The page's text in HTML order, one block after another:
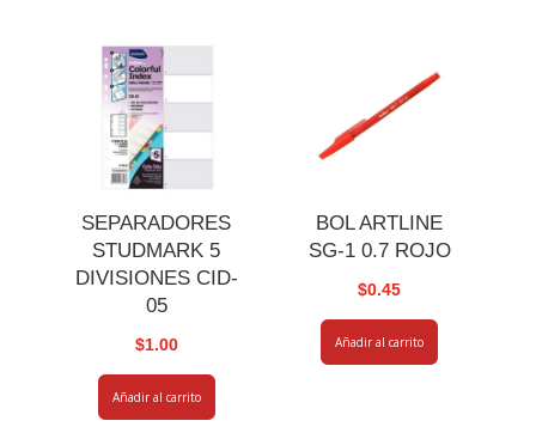
SEPARADORES
STUDMARK 5
DIVISIONES CID-
05
$1.00
Añadir al carrito
BOL ARTLINE
SG-1 0.7 ROJO
$0.45
Añadir al carrito